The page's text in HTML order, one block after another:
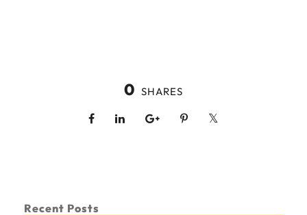
0 SHARES
Recent Posts